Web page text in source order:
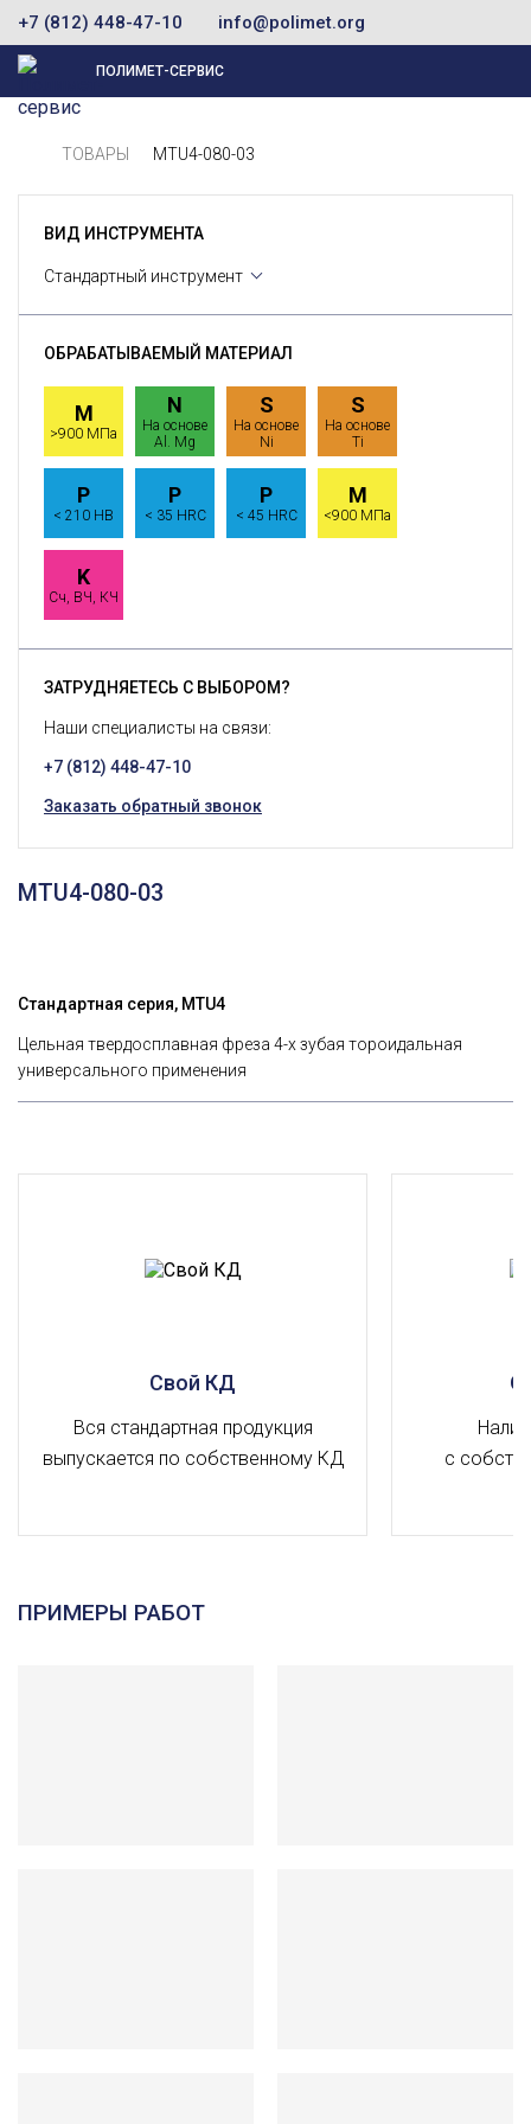
+7 (812) 448-47-10 info@polimet.org
ПОЛИМЕТ-СЕРВИС
ТОВАРЫ MTU4-080-03
MTU4-080-03
Стандартная серия, MTU4
Цельная твердосплавная фреза 4-х зубая тороидальная
универсального применения
ВИД ИНСТРУМЕНТА
Стандартный инструмент
ОБРАБАТЫВАЕМЫЙ МАТЕРИАЛ
M
>900 МПа
N
На основе
Al. Mg
S
На основе
Ni
S
На основе
Ti
P
< 210 HB
P
< 35 HRC
P
< 45 HRC
M
<900 МПа
K
Сч, ВЧ, КЧ
ЗАТРУДНЯЕТЕСЬ С ВЫБОРОМ?
Наши специалисты на связи:
+7 (812) 448-47-10
Заказать обратный звонок
Свой КД
Вся стандартная продукция
выпускается по собственному КД
с
ПРИМЕРЫ РАБОТ